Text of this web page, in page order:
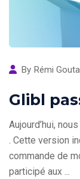
By Rémi
Glibl
Aujourd’hui,
. Cette version
commande de
participé aux ...